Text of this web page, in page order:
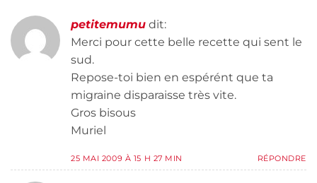
petitemumu dit:
Merci pour cette belle recette qui sent le
sud.
Repose-toi bien en espérént que ta
migraine disparaisse très vite.
Gros bisous
Muriel
25 MAI 2009 À 15 H 27 MIN RÉPONDRE